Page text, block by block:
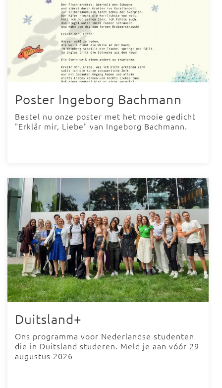
Poster Ingeborg Bachmann
Bestel nu onze poster met het mooie gedicht
"Erklär mir, Liebe" van Ingeborg Bachmann.
Duitsland+
Ons programma voor Nederlandse studenten
die in Duitsland studeren. Meld je aan vóór 29
augustus 2026